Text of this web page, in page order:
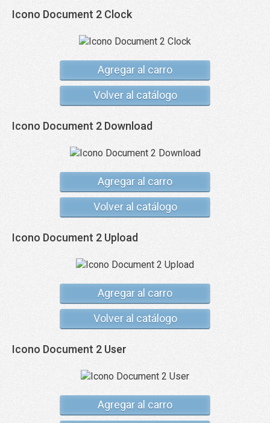
Icono Document 2 Clock
Agregar al carro
Volver al catálogo
Icono Document 2 Download
Agregar al carro
Volver al catálogo
Icono Document 2 Upload
Agregar al carro
Volver al catálogo
Icono Document 2 User
Agregar al carro